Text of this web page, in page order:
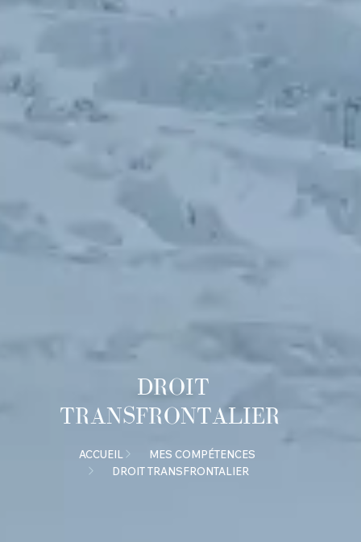
DROIT
TRANSFRONTALIER
ACCUEIL
MES COMPÉTENCES
DROIT TRANSFRONTALIER